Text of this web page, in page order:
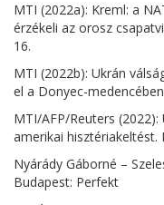
MTI (2022a): Kreml: a
érzékeli az orosz
16.
MTI (2022b): Ukrán
el a Donyec-
MTI/AFP/Reuters
amerikai hisztériakeltést.
Nyárády Gáborné –
Budapest: Perfekt